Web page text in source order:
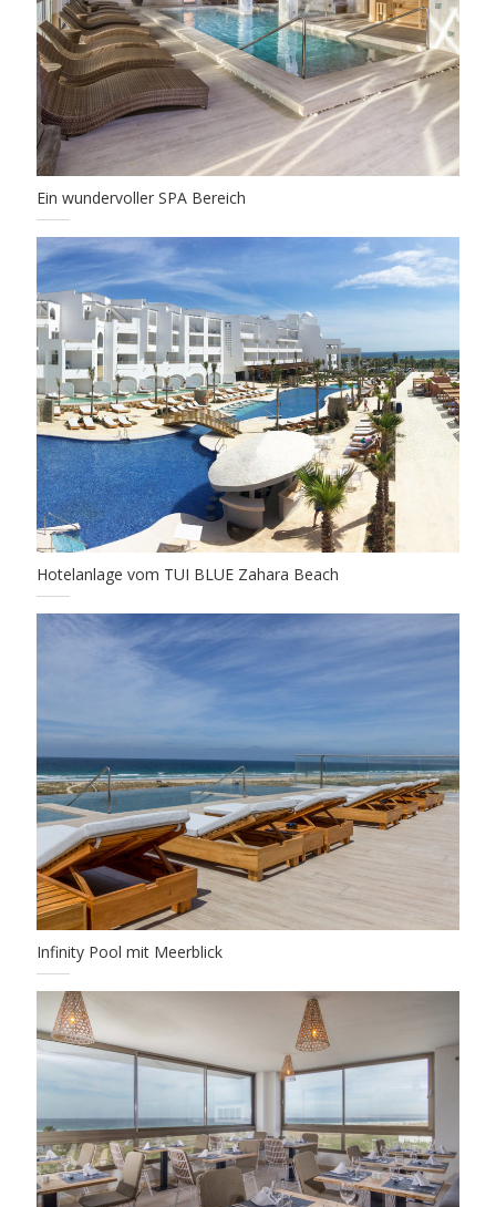
Ein wundervoller SPA Bereich
Hotelanlage vom TUI BLUE Zahara Beach
Infinity Pool mit Meerblick